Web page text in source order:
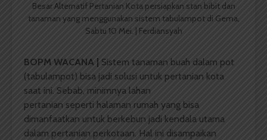
Besar Alternatif Pertanian Kota persiapkan stan bibit dan
tanaman yang menggunakan sistem tabulampot di Gema,
Sabtu 10 Mei. | Ferdiansyah
BOPM WACANA | Sistem tanaman buah dalam pot
(tabulampot) bisa jadi solusi untuk pertanian kota
saat ini. Sebab, minimnya lahan
pertanian seperti halaman rumah yang bisa
dimanfaatkan untuk berkebun jadi kendala utama
dalam pertanian perkotaan. Hal ini disampaikan